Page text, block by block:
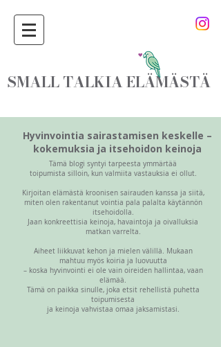
SMALL TALKIA ELÄMÄSTÄ
Hyvinvointia sairastamisen keskelle –
kokemuksia ja itsehoidon keinoja
Tämä blogi syntyi tarpeesta ymmärtää
toipumista silloin, kun valmiita vastauksia ei ollut.
Kirjoitan elämästä kroonisen sairauden kanssa ja siitä,
miten olen rakentanut vointia pala palalta käytännön
itsehoidolla.
Jaan konkreettisia keinoja, havaintoja ja oivalluksia
matkan varrelta.
Aiheet liikkuvat kehon ja mielen välillä. Mukaan
mahtuu myös koiria ja luovuutta
– koska hyvinvointi ei ole vain oireiden hallintaa, vaan
elämää.
Tämä on paikka sinulle, joka etsit rehellistä puhetta
toipumisesta
ja keinoja vahvistaa omaa jaksamistasi.